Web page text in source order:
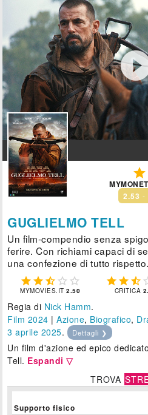

2.53 -
GUGLIELMO TELL
Un film-compendio senza
ferire. Con richiami capaci di
una confezione di tutto rispetto.
    
MYMOVIES.IT2.50
  
CRITICA
Regia di Nick Hamm.
Film 2024 |Azione, Biografico,
3 aprile 2025. Dettagli ❯
Un film d'azione ed epico
Tell. Espandi ▽
TROVA
Supporto fisico